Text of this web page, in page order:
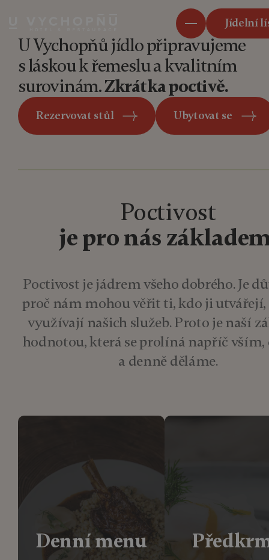
Jídelní
U Vychopňů jídlo připravujeme
s láskouk řemeslu a kvalitním
surovinám.Zkrátka poctivě.
Rezervovat stůl Ubytovat se
Poctivost
je pro nás
Poctivost je jádrem všeho dobrého. Je
proč nám mohou věřit ti, kdo ji
využívají našich služeb. Proto je naší
hodnotou, která se prolíná napříč vším,
a denně děláme.
Denní menu